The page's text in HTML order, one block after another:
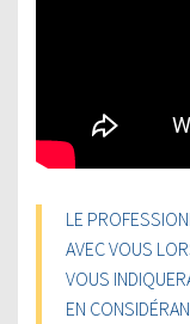
LE
AVEC VOUS
VOUS
EN